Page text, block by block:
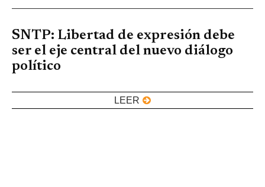
SNTP: Libertad de expresión debe
ser el eje central del nuevo diálogo
político
LEER